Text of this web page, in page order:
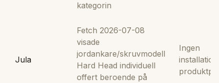
kategorin
Jula
Fetch 2026-07-08
visade
jordankare/skruvmodell
Hard Head individuell
offert beroende på
Ingen